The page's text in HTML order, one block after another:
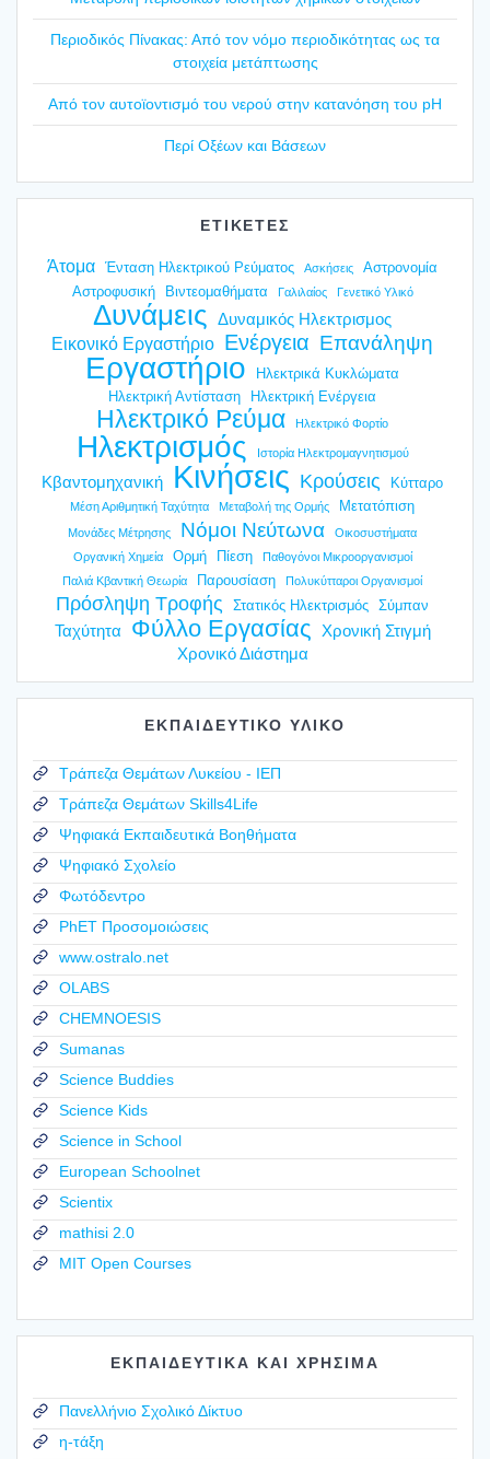
Περιο­δι­κός Πίνα­κας: Από τον νόμο περιο­δι­κό­τη­τας ως τα
στοι­χεία μετά­πτω­σης
Από τον αυτοϊ­ο­ντι­σμό του νερού στην κατα­νό­η­ση του pH
Περί Οξέ­ων και Βάσε­ων
ΕΤΙΚΕΤΕΣ
Άτομα Ένταση Ηλεκτρικού Ρεύματος Ασκήσεις
Αστρονομία
Αστροφυσική
Βιντεομαθήματα Γαλιλαίος Γενετικό Υλικό
Δυνάμεις Δυναμικός Ηλεκτρισμος
Εικονικό Εργαστήριο Ενέργεια Επανάληψη
Εργαστήριο
Ηλεκτρικά Κυκλώματα
Ηλεκτρική Αντίσταση
Ηλεκτρική Ενέργεια
Ηλεκτρικό Ρεύμα Ηλεκτρικό Φορτίο
Ηλεκτρισμός Ιστορία Ηλεκτρομαγνητισμού
Κβαντομηχανική Κινήσεις Κρούσεις Κύτταρο
Μέση Αριθμητική Ταχύτητα Μεταβολή της Ορμής Μετατόπιση
Μονάδες Μέτρησης Νόμοι Νεύτωνα
Οικοσυστήματα
Οργανική Χημεία
Ορμή Πίεση
Παθογόνοι Μικροοργανισμοί
Παλιά Κβαντική Θεωρία
Παρουσίαση Πολυκύτταροι Οργανισμοί
Πρόσληψη Τροφής Στατικός Ηλεκτρισμός Σύμπαν
Ταχύτητα Φύλλο Εργασίας
Χρονική Στιγμή
Χρονικό Διάστημα
ΕΚΠΑΙΔΕΥΤΙΚΟ ΥΛΙΚΟ
Τράπεζα Θεμάτων Λυκείου - ΙΕΠ
Τράπεζα Θεμάτων Skills4Life
Ψηφιακά Εκπαιδευτικά Βοηθήματα
Ψηφιακό Σχολείο
Φωτόδεντρο
PhET Προσομοιώσεις
www.ostralo.net
OLABS
CHEMNOESIS
Sumanas
Science Buddies
Science Kids
Science in School
European Schoolnet
Scientix
mathisi 2.0
MIT Open Courses
ΕΚΠΑΙΔΕΥΤΙΚΑ ΚΑΙ ΧΡΗΣΙΜΑ
Πανελλήνιο Σχολικό Δίκτυο
η-τάξη